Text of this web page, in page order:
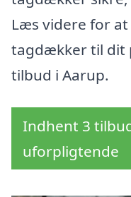
Læs videre for
tagdækker til dit
tilbud i Aarup.
Indhent 3
uforpligtende